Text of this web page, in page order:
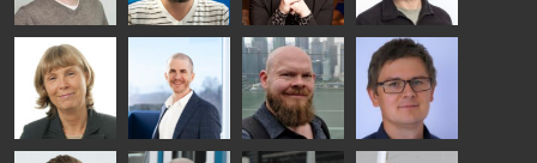
SOLUTIONS
- GLASTON
- GLASTON
Kalle
Kaijanen
Kuusela
GLASTON
Anna
Holmqvist
GLASTON
Jukka
Immonen
HEAT
TREATMENT
SOLUTIONS
- GLASTON